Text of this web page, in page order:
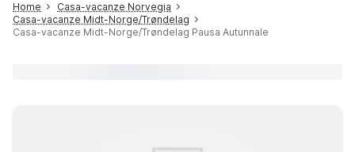
Home
Casa-vacanze Norvegia
Casa-vacanze Midt-Norge/Trøndelag
Casa-vacanze Midt-Norge/Trøndelag Pausa Autunnale